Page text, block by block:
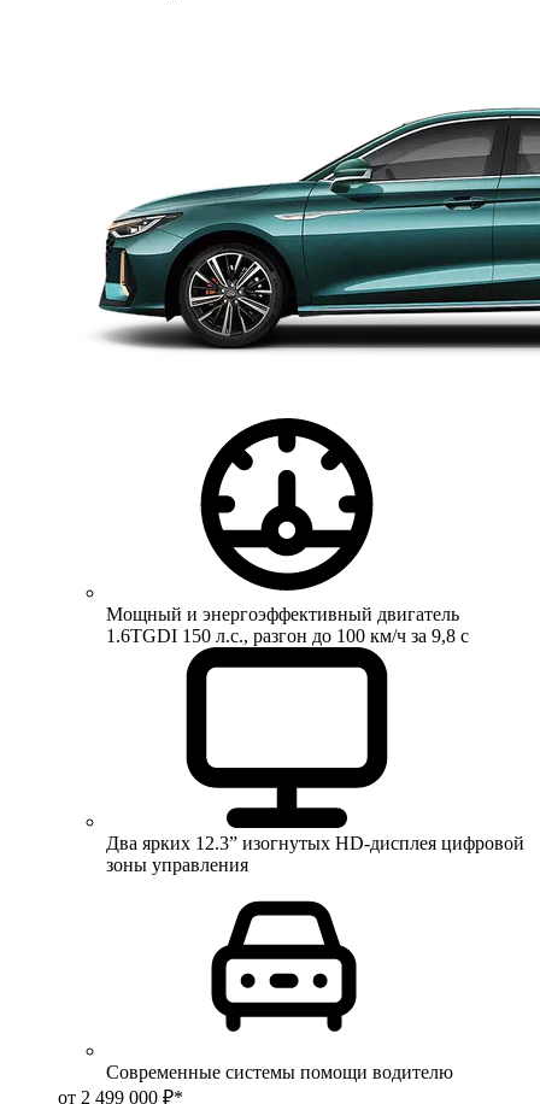
Мощный и энергоэффективный двигатель
1.6TGDI 150 л.с., разгон до 100 км/ч за 9,8 с
Два ярких 12.3” изогнутых HD-дисплея цифровой
зоны управления
Современные системы помощи водителю
от 2 499 000 ₽*